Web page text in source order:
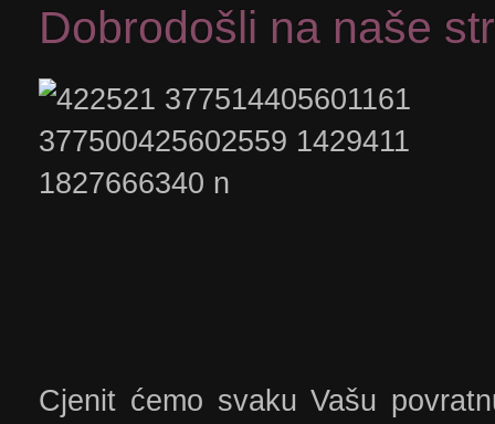
Dobrodošli na naše
Cjenit ćemo svaku Vašu